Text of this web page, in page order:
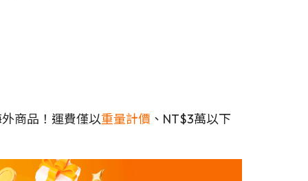
商品！運費僅以重量計價 、NT$3萬以下